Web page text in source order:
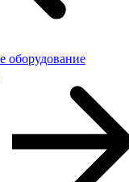
оборудование